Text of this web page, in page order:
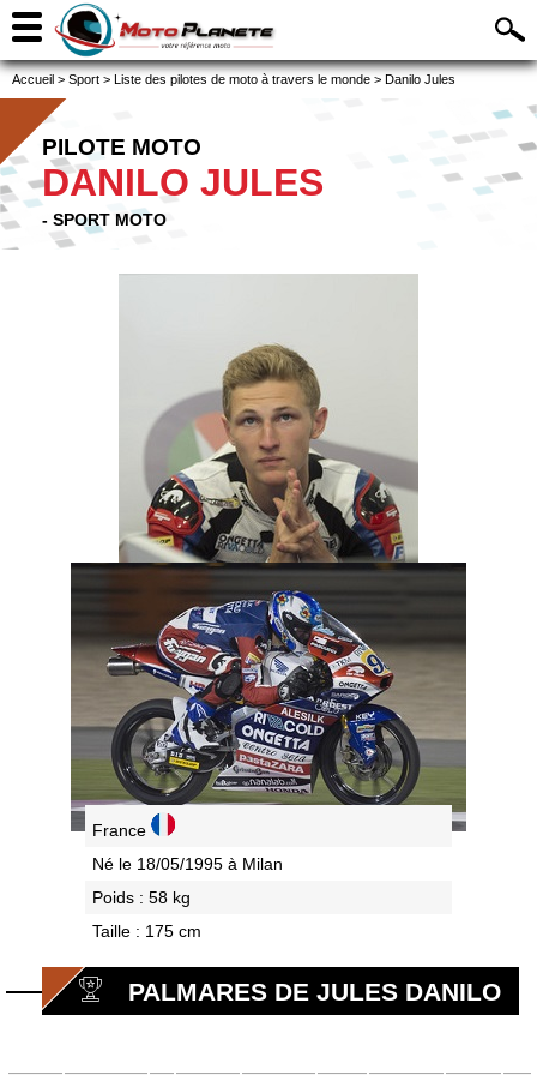
Accueil > Sport > Liste des pilotes de moto à travers le monde > Danilo Jules
PILOTE MOTO
DANILO JULES
- SPORT MOTO
France
Né le 18/05/1995 à Milan
Poids : 58 kg
Taille : 175 cm
PALMARES DE JULES DANILO